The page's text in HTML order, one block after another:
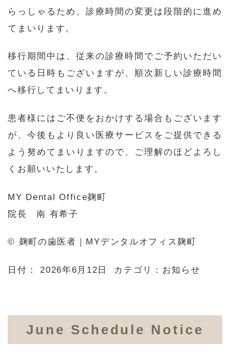
らっしゃるため、診療時間の変更は段階的に進め
てまいります。
移行期間中は、従来の診療時間でご予約いただい
ている日時もございますが、順次新しい診療時間
へ移行してまいります。
患者様にはご不便をおかけする場合もございます
が、今後もより良い医療サービスをご提供できる
よう努めてまいりますので、ご理解のほどよろし
くお願いいたします。
MY Dental Office麹町
院長 南 有希子
© 麹町の歯医者｜MYデンタルオフィス麹町
日付：2026年6月12日 カテゴリ： お知らせ
June Schedule Notice